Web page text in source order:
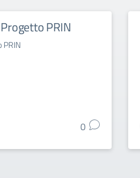
PRIN
PRIN
0